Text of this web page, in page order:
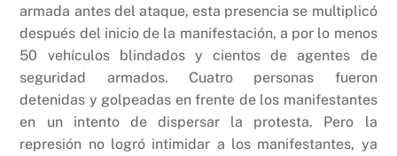
armada antes del ataque, esta presencia se multiplicó
después del inicio de la manifestación, a por lo menos
50 vehículos blindados y cientos de agentes de
seguridad armados. Cuatro personas fueron
detenidas y golpeadas en frente de los manifestantes
en un intento de dispersar la protesta. Pero la
represión no logró intimidar a los manifestantes, ya